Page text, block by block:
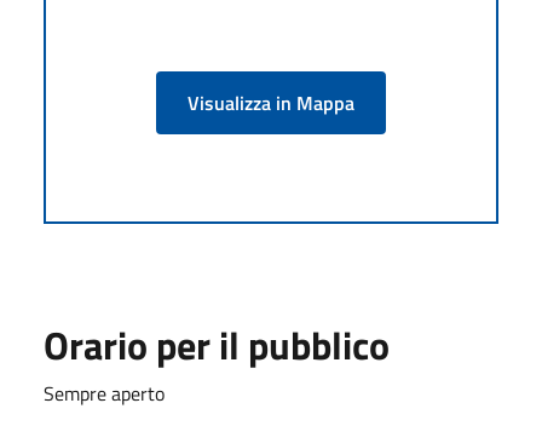
Visualizza in Mappa
Orario per il pubblico
Sempre aperto